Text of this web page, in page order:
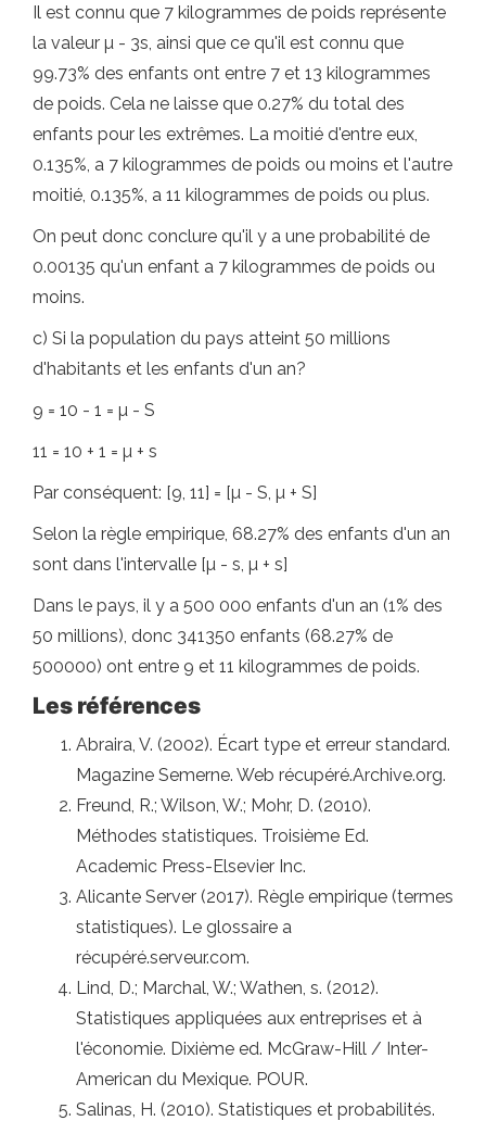
Il est connu que 7 kilogrammes de poids représente
la valeur µ - 3s, ainsi que ce qu'il est connu que
99.73% des enfants ont entre 7 et 13 kilogrammes
de poids. Cela ne laisse que 0.27% du total des
enfants pour les extrêmes. La moitié d'entre eux,
0.135%, a 7 kilogrammes de poids ou moins et l'autre
moitié, 0.135%, a 11 kilogrammes de poids ou plus.
On peut donc conclure qu'il y a une probabilité de
0.00135 qu'un enfant a 7 kilogrammes de poids ou
moins.
c) Si la population du pays atteint 50 millions
d'habitants et les enfants d'un an?
9 = 10 - 1 = µ - S
11 = 10 + 1 = µ + s
Par conséquent: [9, 11] = [µ - S, µ + S]
Selon la règle empirique, 68.27% des enfants d'un an
sont dans l'intervalle [µ - s, µ + s]
Dans le pays, il y a 500 000 enfants d'un an (1% des
50 millions), donc 341350 enfants (68.27% de
500000) ont entre 9 et 11 kilogrammes de poids.
Les références
Abraira, V. (2002). Écart type et erreur standard.
Magazine Semerne. Web récupéré.Archive.org.
Freund, R.; Wilson, W.; Mohr, D. (2010).
Méthodes statistiques. Troisième Ed.
Academic Press-Elsevier Inc.
Alicante Server (2017). Règle empirique (termes
statistiques). Le glossaire a
récupéré.serveur.com.
Lind, D.; Marchal, W.; Wathen, s. (2012).
Statistiques appliquées aux entreprises et à
l'économie. Dixième ed. McGraw-Hill / Inter-
American du Mexique. POUR.
Salinas, H. (2010). Statistiques et probabilités.